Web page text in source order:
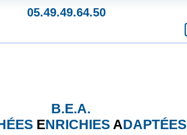
05.49.49.64.50
B.E.A.
ENRICHIESADAPTÉES